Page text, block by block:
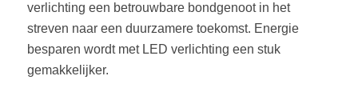
verlichting een betrouwbare bondgenoot in het
streven naar een duurzamere toekomst. Energie
besparen wordt met LED verlichting een stuk
gemakkelijker.